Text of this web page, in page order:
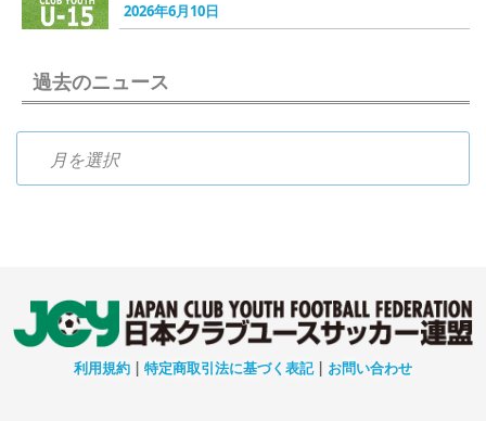
2026年6月10日
過去のニュース
利用規約 | 特定商取引法に基づく表記| お問い合わせ